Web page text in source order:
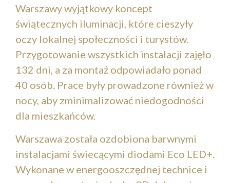
Warszawy wyjątkowy koncept
świątecznych iluminacji, które cieszyły
oczy lokalnej społeczności i turystów.
Przygotowanie wszystkich instalacji zajęło
132 dni, a za montaż odpowiadało ponad
40 osób. Prace były prowadzone również w
nocy, aby zminimalizować niedogodności
dla mieszkańców.
Warszawa została ozdobiona barwnymi
instalacjami świecącymi diodami Eco LED+.
Wykonane w energooszczędnej technice i